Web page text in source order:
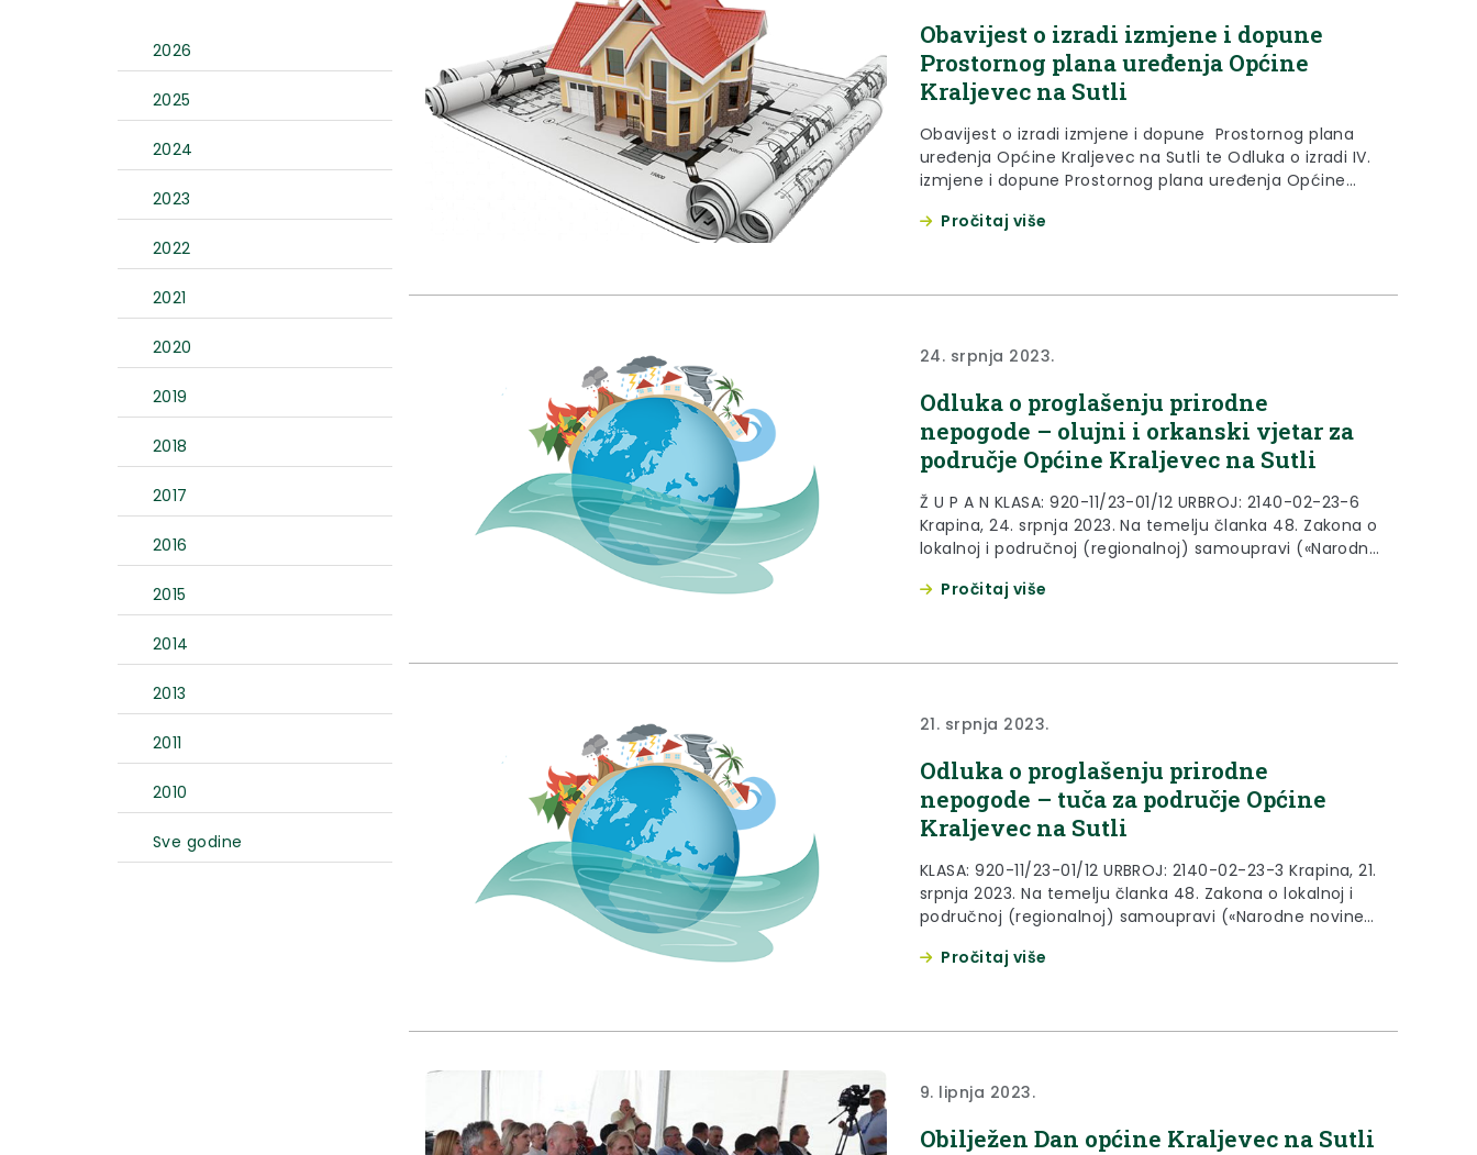
2026
2025
2024
2023
2022
2021
2020
2019
2018
2017
2016
2015
2014
2013
2011
2010
Sve godine
Obavijest o izradi izmjene i dopune
Prostornog plana uređenja Općine
Kraljevec na Sutli
Obavijest o izradi izmjene i dopune Prostornog plana
uređenja Općine Kraljevec na Sutli te Odluka o izradi IV.
izmjene i dopune Prostornog plana uređenja Općine
svojoj 29. sjednici održanoj 29. kolovoza 2024. godine, a
Pročitaj više
24. srpnja 2023.
Odluka o proglašenju prirodne
nepogode – olujni i orkanski vjetar za
područje Općine Kraljevec na Sutli
Ž U P A N KLASA: 920-11/23-01/12 URBROJ: 2140-02-23-6
Krapina, 24. srpnja 2023. Na temelju članka 48. Zakona o
lokalnoj i područnoj (regionalnoj) samoupravi («Narodne
150/11., 144/12.,19/13., 137/15., 123/17., 98/19. i 144/20.),
članka...
Pročitaj više
21. srpnja 2023.
Odluka o proglašenju prirodne
nepogode – tuča za područje Općine
Kraljevec na Sutli
KLASA: 920-11/23-01/12 URBROJ: 2140-02-23-3 Krapina, 21.
srpnja 2023. Na temelju članka 48. Zakona o lokalnoj i
područnoj (regionalnoj) samoupravi («Narodne novine»
144/12.,19/13., 137/15., 123/17., 98/19. i 144/20.), članka 23.
Statuta Krapinsko-zagorske županije («Službeni...
Pročitaj više
9. lipnja 2023.
Obilježen Dan općine Kraljevec na Sutli